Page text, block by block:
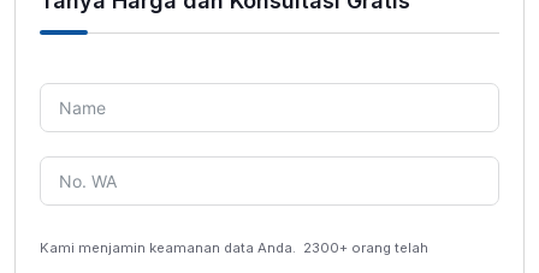
Kami menjamin keamanan data Anda. 2300+ orang telah